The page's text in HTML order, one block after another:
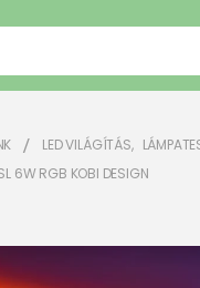
LED VILÁGÍTÁS,
6W RGB KOBI DESIGN